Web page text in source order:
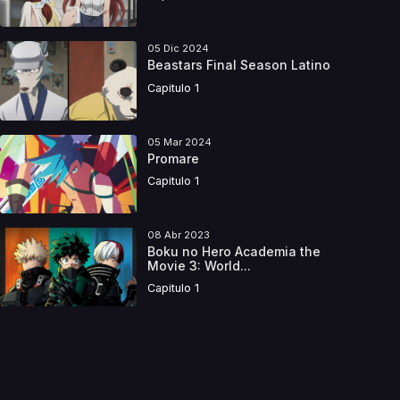
05 Dic 2024
Beastars Final Season Latino
Capitulo 1
05 Mar 2024
Promare
Capitulo 1
08 Abr 2023
Boku no Hero Academia the
Movie 3: World...
Capitulo 1